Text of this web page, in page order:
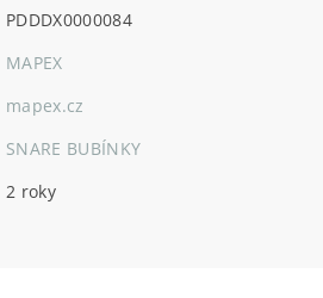
PDDDX0000084
MAPEX
mapex.cz
SNARE BUBÍNKY
2 roky